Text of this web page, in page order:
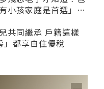
小孩家庭是首選」：
共同繼承 戶籍這樣
」都享自住優稅